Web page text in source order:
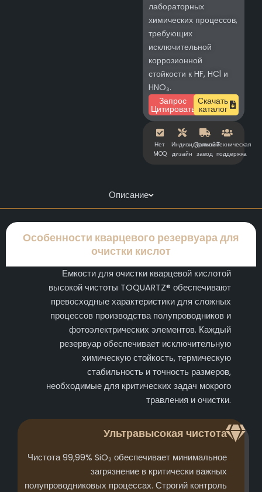
лабораторных
химических процессов,
требующих
исключительной
коррозионной
стойкости к HF, HCl и
HNO₃.
Запрос
Цитировать
Скачать
каталог
Нет
MOQ
Индивидуальный
дизайн
Прямой
завод
Техническая
поддержка
Описание
Особенности кварцевого резервуара для
очистки кислот
Емкости для очистки кварцевой кислотой
высокой чистоты TOQUARTZ® обеспечивают
превосходные характеристики для сложных
процессов производства полупроводников и
фотоэлектрических элементов. Каждый
резервуар обеспечивает исключительную
химическую стойкость, термическую
стабильность и точность размеров,
необходимые для критических задач мокрого
травления и очистки.
Ультравысокая чистота
Чистота 99,99% SiO₂ обеспечивает минимальное
загрязнение в критически важных
полупроводниковых процессах. Строгий контроль